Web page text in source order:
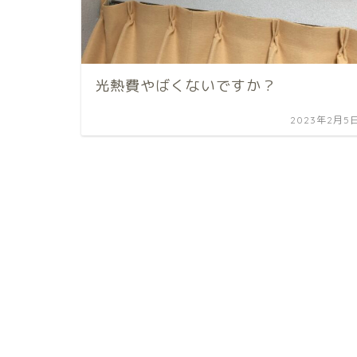
光熱費やばくないですか？
2023年2月5